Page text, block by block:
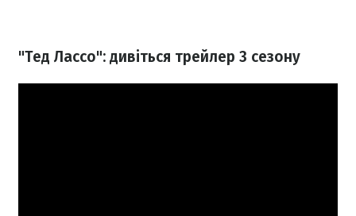
"Тед Лассо": дивіться трейлер 3 сезону